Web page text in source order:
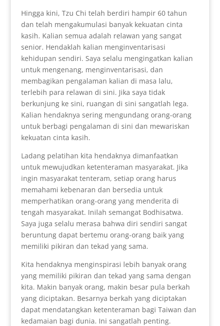
Hingga kini, Tzu Chi telah berdiri hampir 60 tahun
dan telah mengakumulasi banyak kekuatan cinta
kasih. Kalian semua adalah relawan yang sangat
senior. Hendaklah kalian menginventarisasi
kehidupan sendiri. Saya selalu mengingatkan kalian
untuk mengenang, menginventarisasi, dan
membagikan pengalaman kalian di masa lalu,
terlebih para relawan di sini. Jika saya tidak
berkunjung ke sini, ruangan di sini sangatlah lega.
Kalian hendaknya sering mengundang orang-orang
untuk berbagi pengalaman di sini dan mewariskan
kekuatan cinta kasih.
Ladang pelatihan kita hendaknya dimanfaatkan
untuk mewujudkan ketenteraman masyarakat. Jika
ingin masyarakat tenteram, setiap orang harus
memahami kebenaran dan bersedia untuk
memperhatikan orang-orang yang menderita di
tengah masyarakat. Inilah semangat Bodhisatwa.
Saya juga selalu merasa bahwa diri sendiri sangat
beruntung dapat bertemu orang-orang baik yang
memiliki pikiran dan tekad yang sama.
Kita hendaknya menginspirasi lebih banyak orang
yang memiliki pikiran dan tekad yang sama dengan
kita. Makin banyak orang, makin besar pula berkah
yang diciptakan. Besarnya berkah yang diciptakan
dapat mendatangkan ketenteraman bagi Taiwan dan
kedamaian bagi dunia. Ini sangatlah penting.